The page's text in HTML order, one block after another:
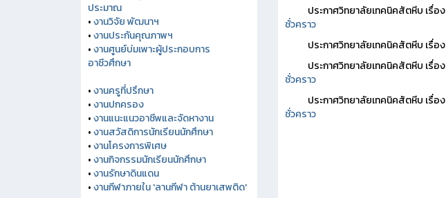
ประมาณ
•งานวิจัย พัฒนาฯ
•งานประกันคุณภาพฯ
•งานศูนย์บ่มเพาะผู้ประกอบการ
อาชีวศึกษา
•งานครูที่ปรึกษา
•งานปกครอง
•งานแนะแนวอาชีพและจัดหางาน
•งานสวัสดิการนักเรียนนักศึกษา
•งานโครงการพิเศษ
•งานกิจกรรมนักเรียนนักศึกษา
•งานรักษาดินแดน
•งานกีฬาภายใน 'ลานกีฬา ต้านยาเสพติด'
ประกาศวิทยาลัยเทคนิคสัตหีบ เรื่อง
ชั่วคราว
ประกาศวิทยาลัยเทคนิคสัตหีบ เรื่อง
ประกาศวิทยาลัยเทคนิคสัตหีบ เรื่อง
ชั่วคราว
ประกาศวิทยาลัยเทคนิคสัตหีบ เรื่อง
ชั่วคราว